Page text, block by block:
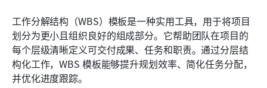
工作分解结构（WBS）模板是一种实用工具，用于将项目
划分为更小且组织良好的组成部分。它帮助团队在项目的
每个层级清晰定义可交付成果、任务和职责。通过分层结
构化工作，WBS 模板能够提升规划效率、简化任务分配，
并优化进度跟踪。